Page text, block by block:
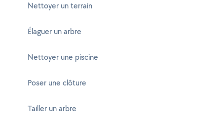
Nettoyer un terrain
Élaguer un arbre
Nettoyer une piscine
Poser une clôture
Tailler un arbre